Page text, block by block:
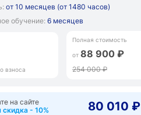
от 10 месяцев (от 1480 часов)
обучение: 6 месяцев
взноса
Полная стоимость
от 88 900 ₽
254 000 ₽
на сайте
скидка - 10%
80 010 ₽